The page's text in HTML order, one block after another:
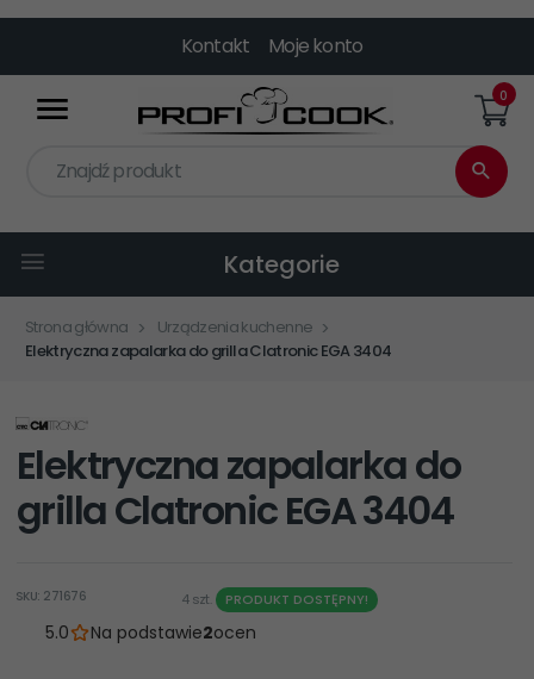
Kontakt Moje konto
Znajdź produkt
0
Kategorie
Strona główna
Urządzenia kuchenne
Elektryczna zapalarka do grilla Clatronic EGA 3404
Elektryczna zapalarka do
grilla Clatronic EGA 3404
SKU: 271676 PRODUKT DOSTĘPNY!
4 szt.
5.0 Na podstawie2ocen